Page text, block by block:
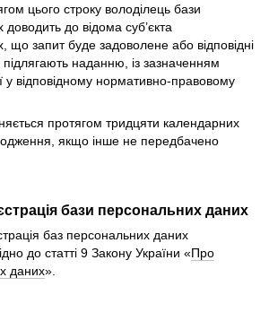
цього строку володілець бази
до відома суб’єкта
що запит буде задоволене або відповідні
підлягають наданню, із зазначенням
у відповідному нормативно-правовому
протягом тридцяти календарних
якщо інше не передбачено
бази персональних даних
баз персональних даних
до статті 9 Закону України «Про
даних».